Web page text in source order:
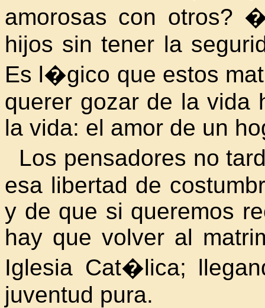
amorosas con otros?
hijos sin tener la
Es l�gico que estos
querer gozar de la vida
la vida: el amor de un
Los pensadores no
esa libertad de
y de que si queremos
hay que volver al
Iglesia Cat�lica;
juventud pura.